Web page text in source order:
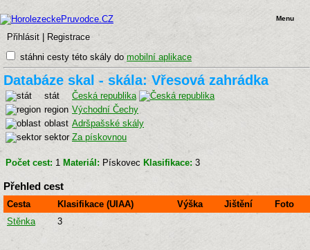
Přihlásit Registrace
Menu
stáhni cesty této skály domobilní aplikace
Databáze skal - skála: Vřesová zahrádka
stát
Česká republika
region Východní Čechy
oblast Adršpašské skály
sektor Za pískovnou
Počet cest: 1 Materiál: Pískovec Klasifikace: 3
Přehled cest
Cesta Klasifikace (UIAA) Výška Jištění
Foto
Stěnka
3